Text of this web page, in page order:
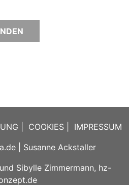
COOKIES
IMPRESSUM
| Susanne Ackstaller
und Sibylle Zimmermann, hz-